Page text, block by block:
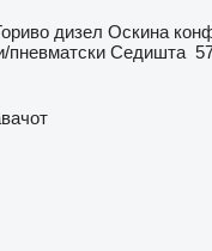
дизел Оскина
пневматски Седишта